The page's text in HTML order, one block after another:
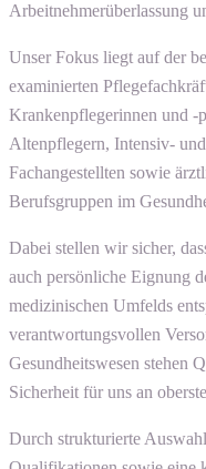
Arbeitnehmerüberlassung
Unser Fokus liegt auf der
examinierten
Krankenpflegerinnen und -
Altenpflegern, Intensiv-
Fachangestellten sowie
Berufsgruppen im
Dabei stellen wir sicher,
auch persönliche Eignung
medizinischen Umfelds
verantwortungsvollen
Gesundheitswesen stehen
Sicherheit für uns an
Durch strukturierte